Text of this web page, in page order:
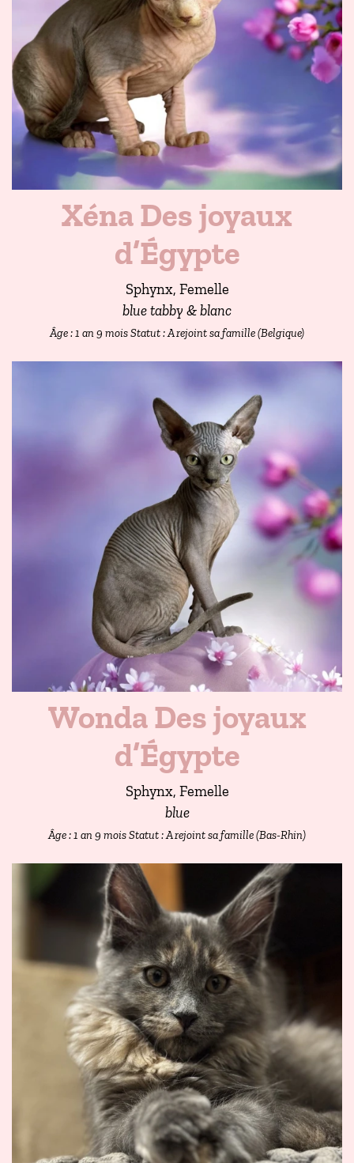
Xéna Des joyaux
d’Égypte
Sphynx, Femelle
blue tabby & blanc
Âge : 1 an 9 moisStatut : A rejoint sa famille (Belgique)
Wonda Des joyaux
d’Égypte
Sphynx, Femelle
blue
Âge : 1 an 9 moisStatut : A rejoint sa famille (Bas-Rhin)